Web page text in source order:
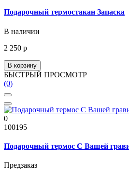
Подарочный термостакан Запаска
В наличии
2 250 р
В корзину
БЫСТРЫЙ ПРОСМОТР
(0)
0
100195
Подарочный термос С Вашей
Предзаказ